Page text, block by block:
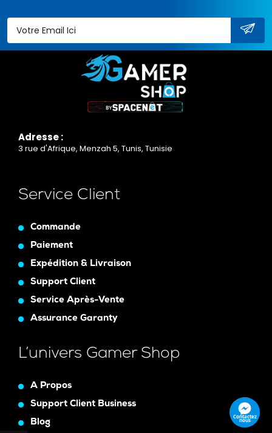
Adresse :
3 rue d'Afrique, Menzah 5, Tunis, Tunisie
Service Client
Commande
Paiement
Expédition & Livraison
Support Client
Service Après-Vente
Assurance Garanty
L’univers Gamer Shop
A Propos
Support Client Business
Blog
Contactez
nous